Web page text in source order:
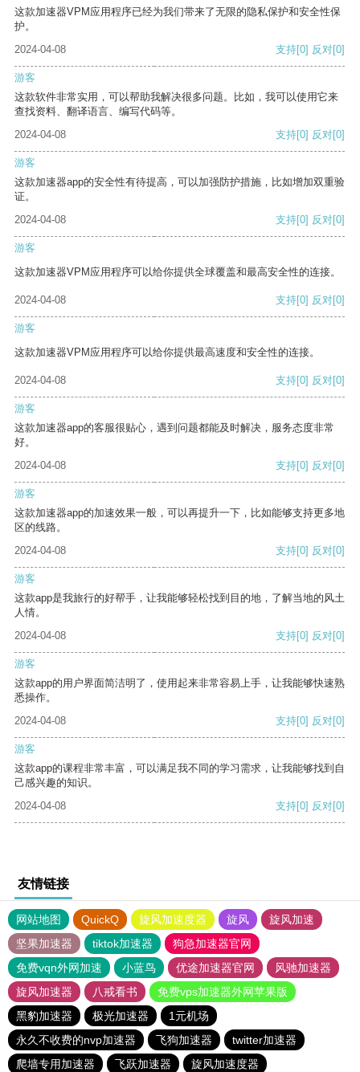
这款加速器VPM应用程序已经为我们带来了无限的隐私保护和安全性保
护。
2024-04-08
支持[0] 反对[0]
游客
这款软件非常实用，可以帮助我解决很多问题。比如，我可以使用它来
查找资料、翻译语言、编写代码等。
2024-04-08
支持[0] 反对[0]
游客
这款加速器app的安全性有待提高，可以加强防护措施，比如增加双重验
证。
2024-04-08
支持[0] 反对[0]
游客
这款加速器VPM应用程序可以给你提供全球覆盖和最高安全性的连接。
2024-04-08 支持[0] 反对[0]
游客
这款加速器VPM应用程序可以给你提供最高速度和安全性的连接。
2024-04-08 支持[0] 反对[0]
游客
这款加速器app的客服很贴心，遇到问题都能及时解决，服务态度非常
好。
2024-04-08
支持[0] 反对[0]
游客
这款加速器app的加速效果一般，可以再提升一下，比如能够支持更多地
区的线路。
2024-04-08
支持[0] 反对[0]
游客
这款app是我旅行的好帮手，让我能够轻松找到目的地，了解当地的风土
人情。
2024-04-08
支持[0] 反对[0]
游客
这款app的用户界面简洁明了，使用起来非常容易上手，让我能够快速熟
悉操作。
2024-04-08
支持[0] 反对[0]
游客
这款app的课程非常丰富，可以满足我不同的学习需求，让我能够找到自
己感兴趣的知识。
2024-04-08
支持[0] 反对[0]
友情链接
网站地图 QuickQ 旋风加速度器 旋风
旋风加速
坚果加速器
tiktok加速器
狗急加速器官网
免费vqn外网加速
小蓝鸟 优途加速器官网
风驰加速器
旋风加速器
八戒看书
免费vps加速器外网苹果版
黑豹加速器
极光加速器
1元机场
永久不收费的nvp加速器
飞狗加速器
twitter加速器
爬墙专用加速器
飞跃加速器 旋风加速度器